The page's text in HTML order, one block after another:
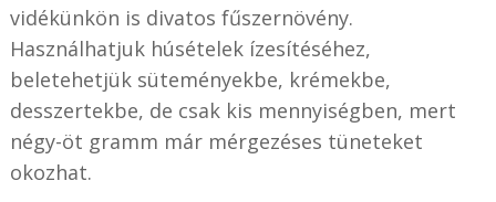
vidékünkön is divatos fűszernövény.
Használhatjuk húsételek ízesítéséhez,
beletehetjük süteményekbe, krémekbe,
desszertekbe, de csak kis mennyiségben, mert
négy-öt gramm már mérgezéses tüneteket
okozhat.